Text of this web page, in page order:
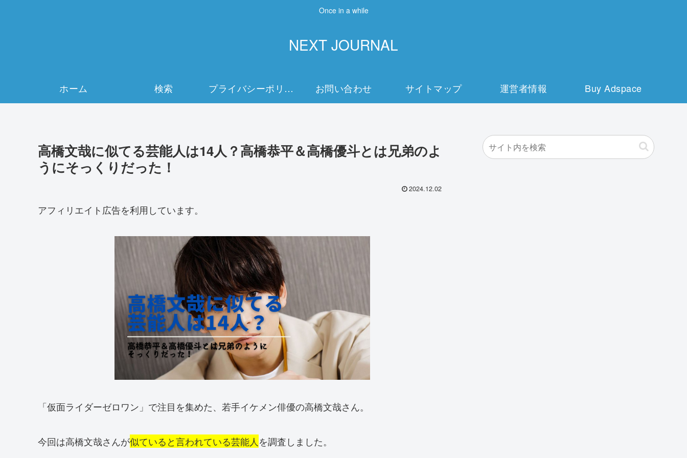
Once in a while
NEXT JOURNAL
ホーム 検索 プライバシーポリシー お問い合わせ サイトマップ 運営者情報 Buy Adspace
高橋文哉に似てる芸能人は14人？高橋恭平＆高橋優斗とは兄弟のよ
うにそっくりだった！
2024.12.02
アフィリエイト広告を利用しています。
「仮面ライダーゼロワン」で注目を集めた、若手イケメン俳優の高橋文哉さん。
今回は高橋文哉さんが似ていると言われている芸能人 を調査しました。